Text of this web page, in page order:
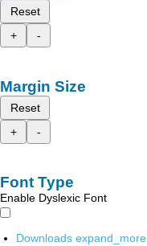
Reset
+
-
Margin Size
Reset
+
-
Font Type
Enable Dyslexic Font
Downloads expand_more